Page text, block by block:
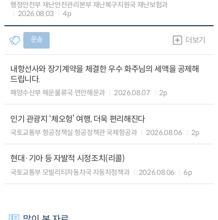
행정안전부 재난안전관리본부 재난복구지원국 재난보험과
2026.08.03
4p
운송 더보기
내항선사와 장기계약을 체결한 우수 화주님의 세액을 공제해
드립니다.
해양수산부 해운물류국 연안해운과 2026.08.07 2p
인기 관광지 ‘체오헝’ 여행, 더욱 편리해진다
국토교통부 항공정책실 항공정책관 국제항공과 2026.08.06 2p
현대·기아 등 자발적 시정조치(리콜)
국토교통부 모빌리티자동차국 자동차정책과 2026.08.06 6p